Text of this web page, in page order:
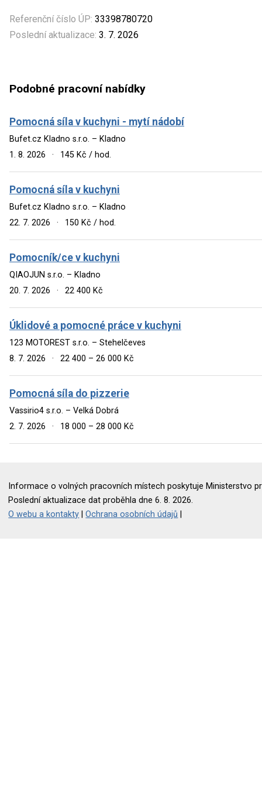
Referenční číslo ÚP: 33398780720
Poslední aktualizace: 3. 7. 2026
Podobné pracovní nabídky
Pomocná síla v kuchyni - mytí nádobí
Bufet.cz Kladno s.r.o. – Kladno
1. 8. 2026
· 145 Kč / hod.
Pomocná síla v kuchyni
Bufet.cz Kladno s.r.o. – Kladno
22. 7. 2026
· 150 Kč / hod.
Pomocník/ce v kuchyni
QIAOJUN s.r.o. – Kladno
20. 7. 2026
· 22 400 Kč
Úklidové a pomocné práce v kuchyni
123 MOTOREST s.r.o. – Stehelčeves
8. 7. 2026
· 22 400 – 26 000 Kč
Pomocná síla do pizzerie
Vassirio4 s.r.o. – Velká Dobrá
2. 7. 2026
· 18 000 – 28 000 Kč
Informace o volných pracovních místech poskytuje Ministerstvo
Poslední aktualizace dat proběhla dne 6. 8. 2026.
O webu a kontakty |Ochrana osobních údajů